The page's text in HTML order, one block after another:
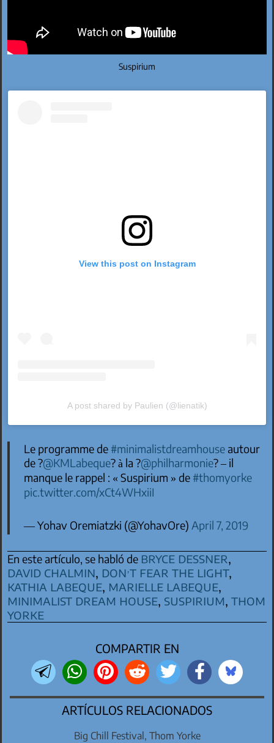
Suspirium
View this post on Instagram
A post shared by Paulien (@lienatik)
Le programme de #minimalistdreamhouseautour
de ?@KMLabeque? à la ?@philharmonie? – il
manque le rappel : « Suspirium » de #thomyorke
pic.twitter.com/xCt4WHxiiI
— Yohav Oremiatzki (@YohavOre) April 7, 2019
En este artículo, se habló de bryce dessner,
david chalmin, don’t fear the light,
kathia labeque, marielle labeque,
minimalist dream house, suspirium,thom
yorke
COMPARTIR EN
ARTÍCULOS RELACIONADOS
Big Chill Festival, Thom Yorke